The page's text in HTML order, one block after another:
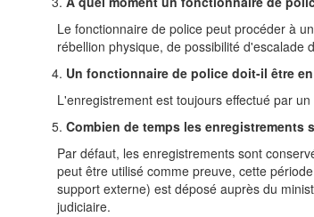
Le fonctionnaire de police peut procéder à
rébellion physique, de possibilité d'escalade
Un fonctionnaire de police doit-il être
L'enregistrement est toujours effectué par
Combien de temps les enregistrements
Par défaut, les enregistrements sont
peut être utilisé comme preuve, cette
support externe) est déposé auprès du
judiciaire.